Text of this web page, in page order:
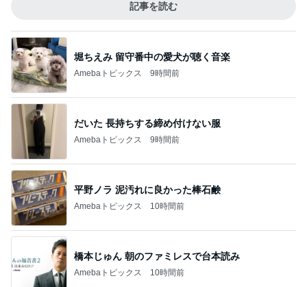
記事を読む
堀ちえみ 留守番中の愛犬が聴く音楽
Amebaトピックス 9時間前
だいた 長持ちする締め付けない服
Amebaトピックス 9時間前
平野ノラ 泥汚れに良かった棒石鹸
Amebaトピックス 10時間前
橋本じゅん 朝のファミレスで台本読み
Amebaトピックス 10時間前